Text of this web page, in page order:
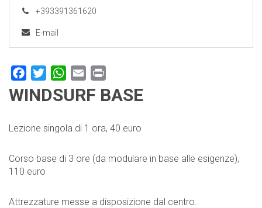
+393391361620
E-mail
FacebookTwitterWhatsApp
Email
WINDSURF BASE
Lezione singola di 1 ora, 40 euro
Corso base di 3 ore (da modulare in base alle esigenze),
110 euro
Attrezzature messe a disposizione dal centro.